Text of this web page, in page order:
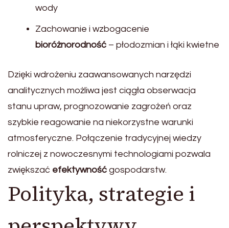
wody
Zachowanie i wzbogacenie
bioróżnorodność – płodozmian i łąki kwietne
Dzięki wdrożeniu zaawansowanych narzędzi
analitycznych możliwa jest ciągła obserwacja
stanu upraw, prognozowanie zagrożeń oraz
szybkie reagowanie na niekorzystne warunki
atmosferyczne. Połączenie tradycyjnej wiedzy
rolniczej z nowoczesnymi technologiami pozwala
zwiększać efektywność gospodarstw.
Polityka, strategie i